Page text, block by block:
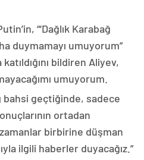
“‘Dağlık Karabağ
duymamayı umuyorum”
bildiren Aliyev,
umuyorum.
bahsi geçtiğinde, sadece
ortadan
zamanlar birbirine düşman
ilgili haberler duyacağız.”